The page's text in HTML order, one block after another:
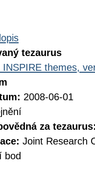
tezaurus
INSPIRE themes,
2008-06-01
za
Joint Research
bod